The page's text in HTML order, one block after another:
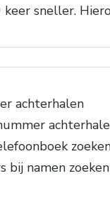
keer sneller.
achterhalen
bij namen zoeken